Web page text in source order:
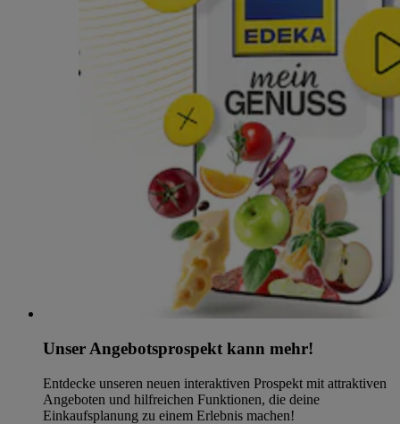
Unser Angebotsprospekt kann mehr!
Entdecke unseren neuen interaktiven Prospekt mit attraktiven
Angeboten und hilfreichen Funktionen, die deine
Einkaufsplanung zu einem Erlebnis machen!